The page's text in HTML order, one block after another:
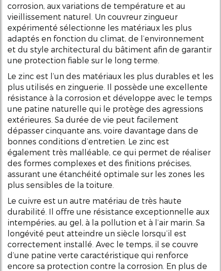
corrosion, aux variations de température et au
vieillissement naturel. Un couvreur zingueur
expérimenté sélectionne les matériaux les plus
adaptés en fonction du climat, de l’environnement
et du style architectural du bâtiment afin de garantir
une protection fiable sur le long terme.
Le zinc est l’un des matériaux les plus durables et les
plus utilisés en zinguerie. Il possède une excellente
résistance à la corrosion et développe avec le temps
une patine naturelle qui le protège des agressions
extérieures. Sa durée de vie peut facilement
dépasser cinquante ans, voire davantage dans de
bonnes conditions d’entretien. Le zinc est
également très malléable, ce qui permet de réaliser
des formes complexes et des finitions précises,
assurant une étanchéité optimale sur les zones les
plus sensibles de la toiture.
Le cuivre est un autre matériau de très haute
durabilité. Il offre une résistance exceptionnelle aux
intempéries, au gel, à la pollution et à l’air marin. Sa
longévité peut atteindre un siècle lorsqu’il est
correctement installé. Avec le temps, il se couvre
d’une patine verte caractéristique qui renforce
encore sa protection contre la corrosion. En plus de